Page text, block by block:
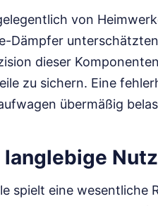
von
Dämpfer
dieser
zu sichern. Eine
übermäßig
spielt eine wesentliche